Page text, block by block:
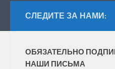
СЛЕДИТЕ ЗА НАМИ:
ОБЯЗАТЕЛЬНО
НАШИ ПИСЬМА